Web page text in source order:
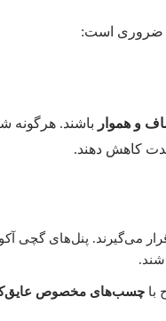
ضروری است:
و هموار باشند. هرگونه
کاهش دهند.
می‌گیرند. پنل‌های گچی
با چسب‌های مخصوص